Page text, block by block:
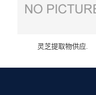
灵芝提取物供应.